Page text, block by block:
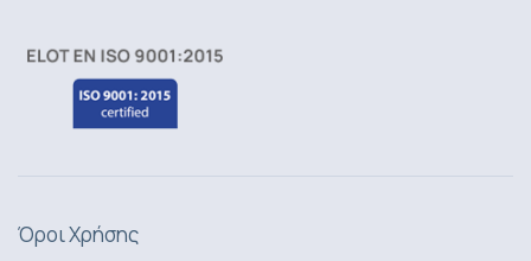
Όροι Χρήσης